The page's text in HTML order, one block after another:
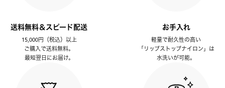
送料無料＆スピード配送
15,000円（税込）以上
ご購入で送料無料。
最短翌日にお届け。
お手入れ
軽量で耐久性の高い
「リップストップナイロン」は
水洗いが可能。